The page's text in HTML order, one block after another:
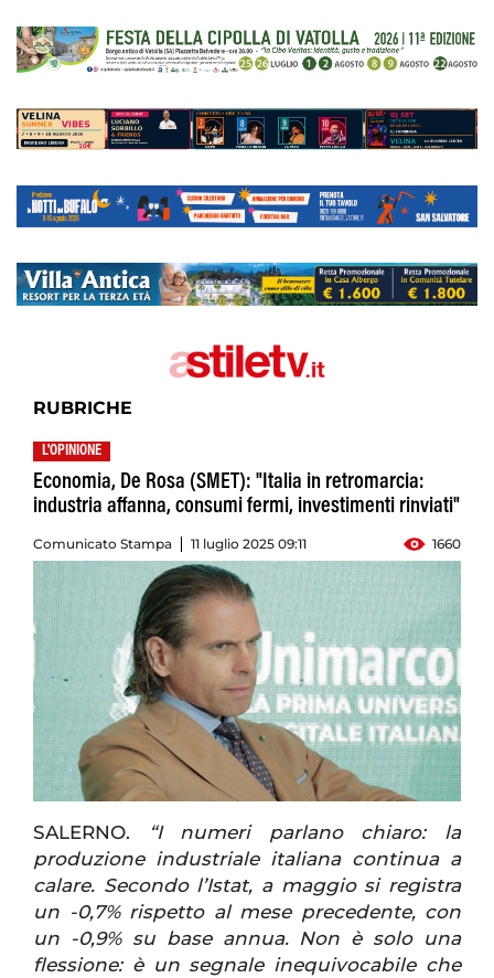
RUBRICHE
L'OPINIONE
Economia, De Rosa (SMET): "Italia in retromarcia:
industria affanna, consumi fermi, investimenti rinviati"
Comunicato Stampa 11 luglio 2025 09:11 1660
SALERNO.
“I numeri parlano chiaro: la
produzione industriale italiana continua a
calare. Secondo l’Istat, a maggio si registra
un -0,7% rispetto al mese precedente, con
un -0,9% su base annua. Non è solo una
flessione: è un segnale inequivocabile che